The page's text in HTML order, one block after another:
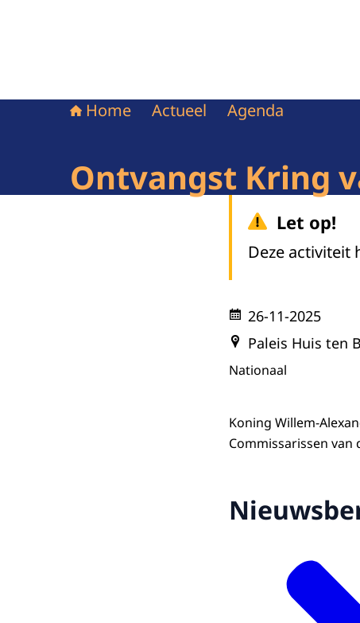
Home Actueel Agenda
Ontvangst Kring
Let op!
Deze activiteit
26-11-2025
Paleis Huis ten
Nationaal
Koning Willem-
Commissarissen van